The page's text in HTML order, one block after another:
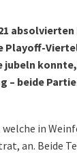
Playoff-
jubeln
– beide
welche in
an. Beide